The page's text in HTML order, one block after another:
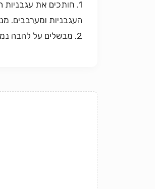
1. חותכים את
העגבניות ומערבבים.
2. מבשלים על להבה נמוכה עד שרוב הנוזלים נספגים, אבל התבשיל עדיין מעט נוזלי ולא יבש.